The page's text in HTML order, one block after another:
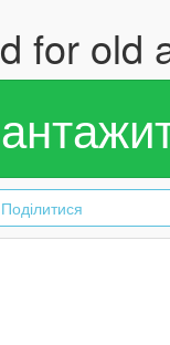
for old
Поділитися